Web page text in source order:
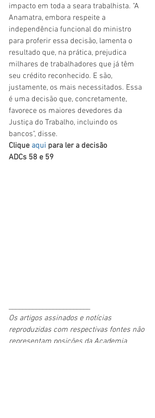
impacto em toda a seara trabalhista. "A
Anamatra, embora respeite a
independência funcional do ministro
para proferir essa decisão, lamenta o
resultado que, na prática, prejudica
milhares de trabalhadores que já têm
seu crédito reconhecido. E são,
justamente, os mais necessitados. Essa
é uma decisão que, concretamente,
favorece os maiores devedores da
Justiça do Trabalho, incluindo os
bancos", disse.
Clique aqui para ler a decisão
ADCs 58 e 59
________________________
Os artigos assinados e notícias
reproduzidas com respectivas fontes não
representam posições da Academia